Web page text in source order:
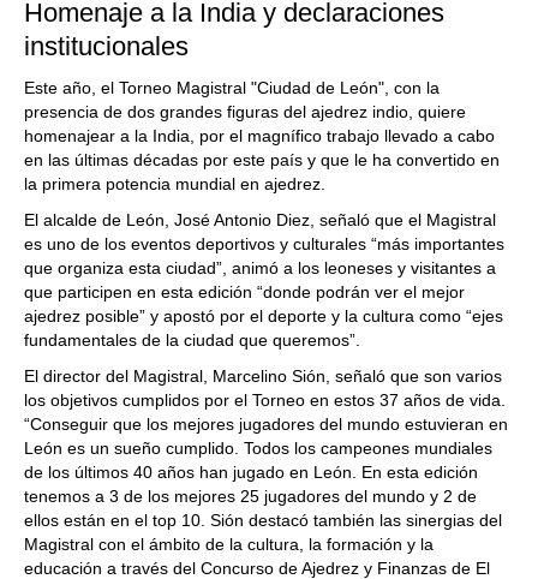
Homenaje a la India y declaraciones
institucionales
Este año, el Torneo Magistral "Ciudad de León", con la
presencia de dos grandes figuras del ajedrez indio, quiere
homenajear a la India, por el magnífico trabajo llevado a cabo
en las últimas décadas por este país y que le ha convertido en
la primera potencia mundial en ajedrez.
El alcalde de León, José Antonio Diez, señaló que el Magistral
es uno de los eventos deportivos y culturales “más importantes
que organiza esta ciudad”, animó a los leoneses y visitantes a
que participen en esta edición “donde podrán ver el mejor
ajedrez posible” y apostó por el deporte y la cultura como “ejes
fundamentales de la ciudad que queremos”.
El director del Magistral, Marcelino Sión, señaló que son varios
los objetivos cumplidos por el Torneo en estos 37 años de vida.
“Conseguir que los mejores jugadores del mundo estuvieran en
León es un sueño cumplido. Todos los campeones mundiales
de los últimos 40 años han jugado en León. En esta edición
tenemos a 3 de los mejores 25 jugadores del mundo y 2 de
ellos están en el top 10. Sión destacó también las sinergias del
Magistral con el ámbito de la cultura, la formación y la
educación a través del Concurso de Ajedrez y Finanzas de El